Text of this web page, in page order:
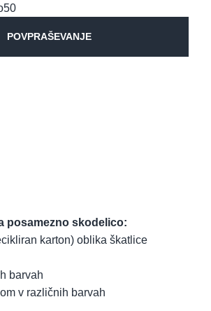
50
POVPRAŠEVANJE
posamezno skodelico:
karton) oblika škatlice
barvah
v različnih barvah